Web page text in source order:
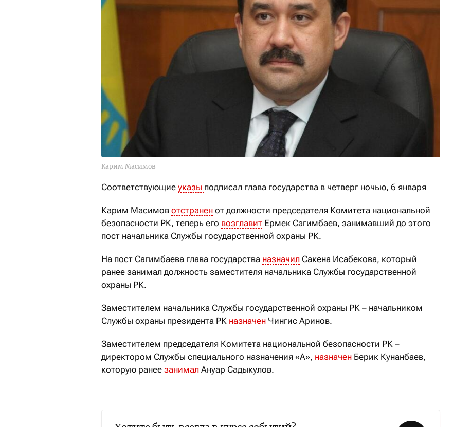
Карим Масимов
Соответствующие указы подписал глава государства в четверг ночью, 6 января
Карим Масимов отстранен от должности председателя Комитета национальной
безопасности РК, теперь его возглавит Ермек Сагимбаев, занимавший до этого
пост начальника Службы государственной охраны РК.
На пост Сагимбаева глава государства назначил Сакена Исабекова, который
ранее занимал должность заместителя начальника Службы государственной
охраны РК.
Заместителем начальника Службы государственной охраны РК – начальником
Службы охраны президента РК назначен Чингис Аринов.
Заместителем председателя Комитета национальной безопасности РК –
директором Службы специального назначения «А», назначен Берик Кунанбаев,
которую ранее занимал Ануар Садыкулов.